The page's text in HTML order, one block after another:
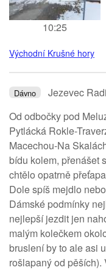
10:25
Východní Krušné hory
Dávno Jezevec
Od odbočky pod
Pytlácká Rokle-
Macechou-Na
bídu kolem, přenášet
chtělo opatrně
Dole spíš mejdlo
Dámské podmínky
nejlepší jezdit jen
malým kolečkem
bruslení by to ale asi
rošlapaný od pěších).